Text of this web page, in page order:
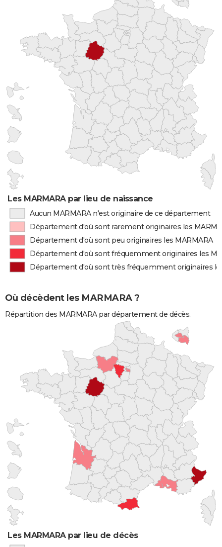
Les MARMARA par lieu de naissance
Aucun MARMARA n'est originaire de ce département
Département d'où sont rarement originaires les
Département d'où sont peu originaires les MARMARA
Département d'où sont fréquemment originaires les
Département d'où sont très fréquemment originaires
Où décèdent les MARMARA ?
Répartition des MARMARA par département de décès.
Les MARMARA par lieu de décès